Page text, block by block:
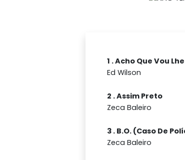
1 . Acho Que Vou
Ed Wilson
2 . Assim Preto
Zeca Baleiro
3 . B.O. (Caso De
Zeca Baleiro